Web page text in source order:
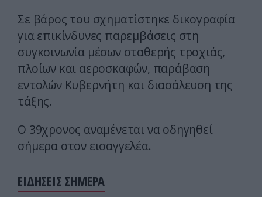
Σε βάρος του σχηματίστηκε δικογραφία
για επικίνδυνες παρεμβάσεις στη
συγκοινωνία μέσων σταθερής τροχιάς,
πλοίων και αεροσκαφών, παράβαση
εντολών Κυβερνήτη και διασάλευση της
τάξης.
Ο 39χρονος αναμένεται να οδηγηθεί
σήμερα στον εισαγγελέα.
ΕΙΔΗΣΕΙΣ ΣΗΜΕΡΑ